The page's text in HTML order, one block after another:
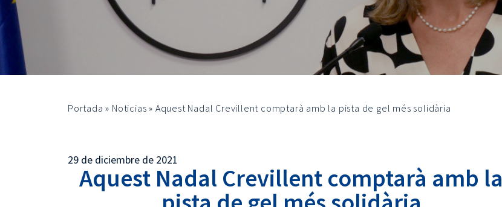
Portada » Noticias » Aquest Nadal Crevillent comptarà amb la pista de gel més solidària
29 de diciembre de 2021
Aquest Nadal Crevillent comptarà amb la